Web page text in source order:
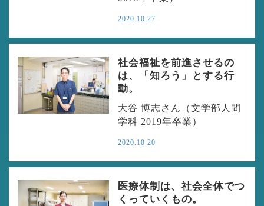
2020.10.27
社会福祉を前進させるの
は、「知ろう」とする行
動。
大谷 博志さん（文学部人間
学科 2019年卒業）
2020.10.20
医療体制は、社会全体でつ
くっていくもの。